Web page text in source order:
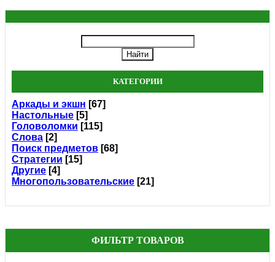
КАТЕГОРИИ
Аркады и экшн [67]
Настольные [5]
Головоломки [115]
Слова [2]
Поиск предметов [68]
Стратегии [15]
Другие [4]
Многопользовательские [21]
ФИЛЬТР ТОВАРОВ